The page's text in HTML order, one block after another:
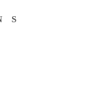
S